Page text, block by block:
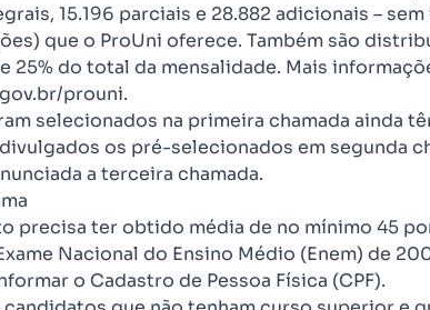
15.196 parciais e 28.882 adicionais –
que o ProUni oferece. Também são
25% do total da mensalidade. Mais
prouni.
selecionados na primeira chamada ainda
os pré-selecionados em segunda
a terceira chamada.
precisa ter obtido média de no mínimo 45
Nacional do Ensino Médio (Enem) de
o Cadastro de Pessoa Física (CPF).